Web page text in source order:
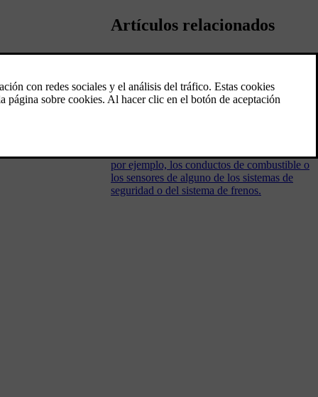
Artículos relacionados
seguridad
por ejemplo, los conductos de combustible o
los sensores de alguno de los sistemas de
seguridad o del sistema de frenos.